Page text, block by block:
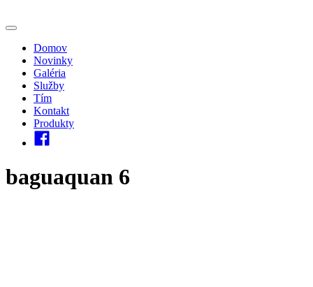
Domov
Novinky
Galéria
Služby
Tím
Kontakt
Produkty
baguaquan 6